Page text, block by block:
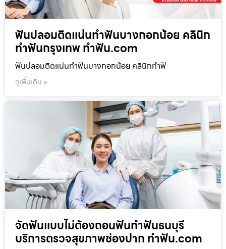
ฟันปลอมติดแน่นทำฟันบางกอกน้อย คลินิก
ทำฟันกรุงเทพ ทำฟัน.com
ฟันปลอมติดแน่นทำฟันบางกอกน้อย คลินิกทำฟั
ดูเพิ่มเติม »
จัดฟันแบบไม่ต้องถอนฟันทำฟันธนบุรี
บริการตรวจสุขภาพช่องปาก ทำฟัน.com